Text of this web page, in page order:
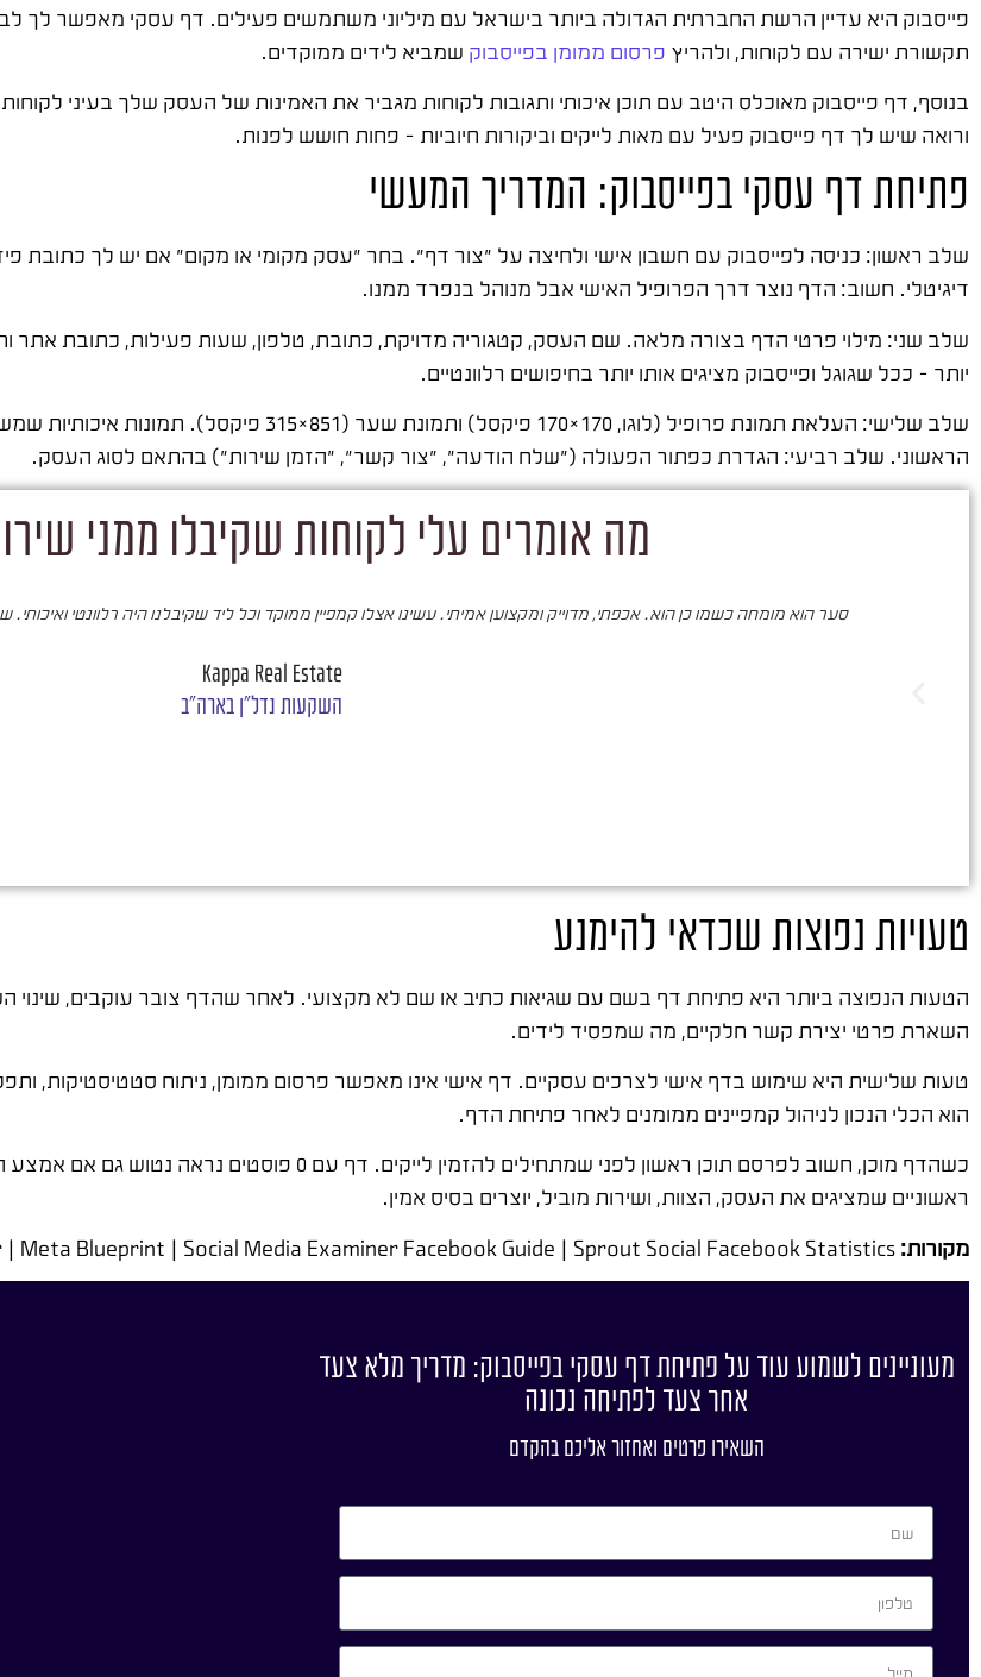
פייסבוק היא עדיין הרשת החברתית הגדולה ביותר בישראל עם מיליוני משתמשים פעילים. דף עסקי מאפשר לך
תקשורת ישירה עם לקוחות, ולהריץ פרסום ממומן בפייסבוק שמביא לידים ממוקדים.
בנוסף, דף פייסבוק מאוכלס היטב עם תוכן איכותי ותגובות לקוחות מגביר את האמינות של העסק שלך בעיני
ורואה שיש לך דף פייסבוק פעיל עם מאות לייקים וביקורות חיוביות – פחות חושש לפנות.
פתיחת דף עסקי בפייסבוק: המדריך המעשי
שלב ראשון: כניסה לפייסבוק עם חשבון אישי ולחיצה על "צור דף". בחר "עסק מקומי או מקום" אם יש לך כתובת
דיגיטלי. חשוב: הדף נוצר דרך הפרופיל האישי אבל מנוהל בנפרד ממנו.
שלב שני: מילוי פרטי הדף בצורה מלאה. שם העסק, קטגוריה מדויקת, כתובת, טלפון, שעות פעילות, כתובת אתר
יותר – ככל שגוגל ופייסבוק מציגים אותו יותר בחיפושים רלוונטיים.
שלב שלישי: העלאת תמונת פרופיל (לוגו, 170×170 פיקסל) ותמונת
הראשוני. שלב רביעי: הגדרת כפתור הפעולה ("שלח הודעה", "צור קשר", "הזמן שירות") בהתאם לסוג העסק.
מה אומרים עלי לקוחות שקיבלו ממני
סער הוא מומחה כשמו כן הוא. אכפתי, מדוייק ומקצוען אמיתי. עשינו אצלו קמפיין ממוקד וכל ליד שקיבלנו היה רלוונטי
Kappa Real Estate
השקעות נדל"ן בארה"ב
טעויות נפוצות שכדאי להימנע
הטעות הנפוצה ביותר היא פתיחת דף בשם עם שגיאות כתיב או שם לא מקצועי. לאחר שהדף צובר עוקבים, שינוי
השארת פרטי יצירת קשר חלקיים, מה שמפסיד לידים.
טעות שלישית היא שימוש בדף אישי לצרכים עסקיים. דף אישי אינו מאפשר פרסום ממומן, ניתוח סטטיסטיקות,
הוא הכלי הנכון לניהול קמפיינים ממומנים לאחר פתיחת הדף.
כשהדף מוכן, חשוב לפרסם תוכן ראשון לפני שמתחילים להזמין
ראשוניים שמציגים את העסק, הצוות, ושירות מוביל, יוצרים בסיס אמין.
מקורות:
מעוניינים לשמוע עוד על פתיחת דף עסקי בפייסבוק: מדריך מלא צעד
אחר צעד לפתיחה נכונה
השאירו פרטים ואחזור אליכם בהקדם